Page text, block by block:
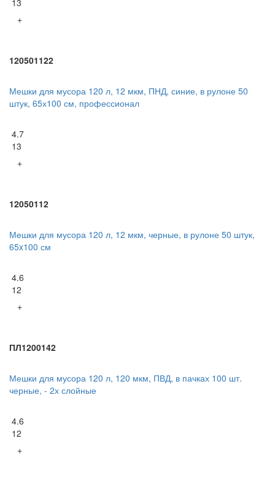
13
+
120501122
Мешки для мусора 120 л, 12 мкм, ПНД, синие, в рулоне 50
штук, 65х100 см, профессионал
4.7
13
+
12050112
Мешки для мусора 120 л, 12 мкм, черные, в рулоне 50 штук,
65x100 см
4.6
12
+
ПЛ1200142
Мешки для мусора 120 л, 120 мкм, ПВД, в пачках 100 шт.
черные, - 2х слойные
4.6
12
+